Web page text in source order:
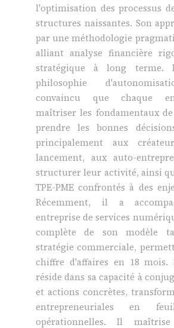
l'optimisation des processus
structures naissantes. Son
par une méthodologie
alliant analyse financière
stratégique à long terme.
philosophie
convaincu que chaque
maîtriser les fondamentaux
prendre les bonnes
principalement aux
lancement, aux auto-
structurer leur activité, ainsi
TPE-PME confrontés à des
Récemment, il a
entreprise de services
complète de son modèle
stratégie commerciale,
chiffre d'affaires en 18 mois.
réside dans sa capacité à
et actions concrètes,
entrepreneuriales en
opérationnelles. Il